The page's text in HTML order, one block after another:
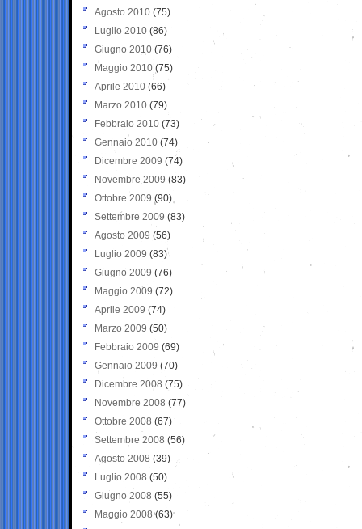
Agosto 2010 (75)
Luglio 2010 (86)
Giugno 2010 (76)
Maggio 2010 (75)
Aprile 2010 (66)
Marzo 2010 (79)
Febbraio 2010 (73)
Gennaio 2010 (74)
Dicembre 2009 (74)
Novembre 2009 (83)
Ottobre 2009 (90)
Settembre 2009 (83)
Agosto 2009 (56)
Luglio 2009 (83)
Giugno 2009 (76)
Maggio 2009 (72)
Aprile 2009 (74)
Marzo 2009 (50)
Febbraio 2009 (69)
Gennaio 2009 (70)
Dicembre 2008 (75)
Novembre 2008 (77)
Ottobre 2008 (67)
Settembre 2008 (56)
Agosto 2008 (39)
Luglio 2008 (50)
Giugno 2008 (55)
Maggio 2008(63)